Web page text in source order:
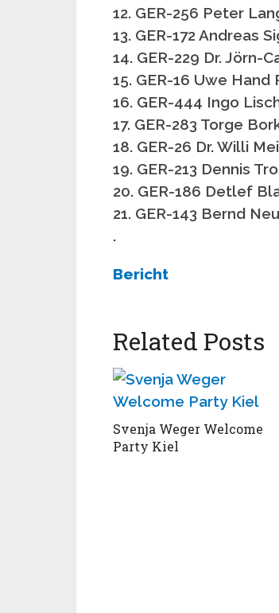
12. GER-256 Peter
13. GER-172 Andreas
14. GER-229 Dr. Jörn-
15. GER-16 Uwe Hand
16. GER-444 Ingo
17. GER-283 Torge
18. GER-26 Dr. Willi
19. GER-213 Dennis
20. GER-186 Detlef
21. GER-143 Bernd
.
Bericht
Related Posts
Svenja Weger Welcome
Party Kiel